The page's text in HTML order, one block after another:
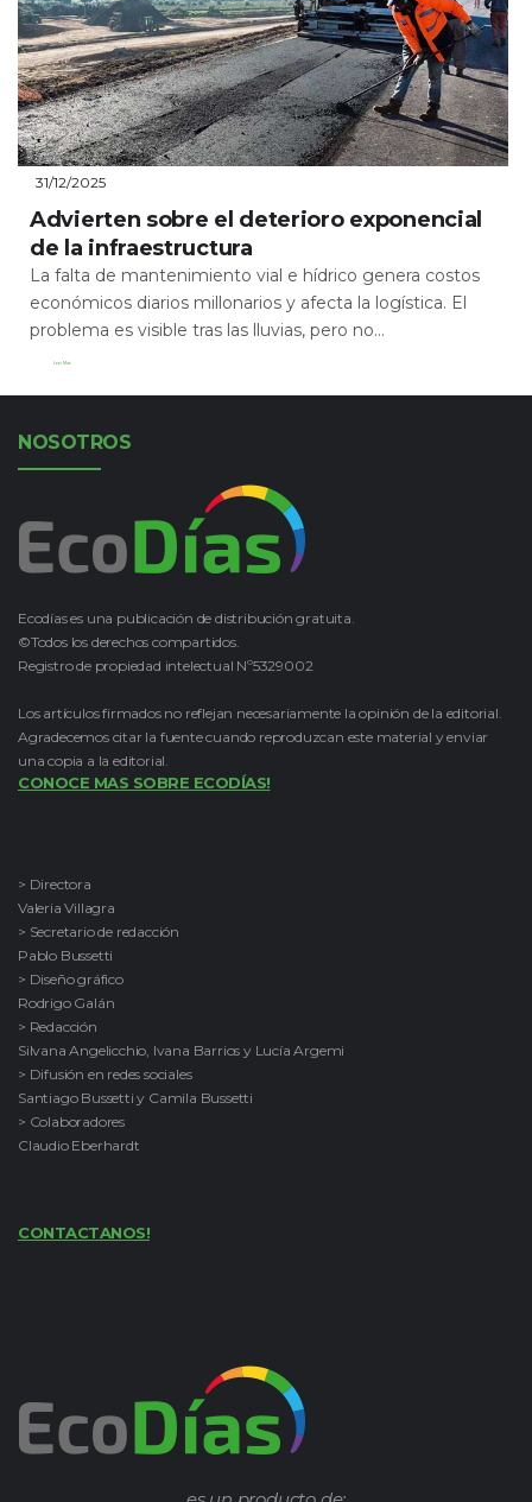
31/12/2025
Advierten sobre el deterioro exponencial
de la infraestructura
La falta de mantenimiento vial e hídrico genera costos
económicos diarios millonarios y afecta la logística. El
problema es visible tras las lluvias, pero no...
Leer Más
NOSOTROS
Ecodías es una publicación de distribución gratuita.
©Todos los derechos compartidos.
Registro de propiedad intelectual Nº5329002
Los artículos firmados no reflejan necesariamente la opinión de la editorial.
Agradecemos citar la fuente cuando reproduzcan este material y enviar
una copia a la editorial.
CONOCE MAS SOBRE ECODÍAS!
> Directora
Valeria Villagra
> Secretario de redacción
Pablo Bussetti
> Diseño gráfico
Rodrigo Galán
> Redacción
Silvana Angelicchio, Ivana Barrios y Lucía Argemi
> Difusión en redes sociales
Santiago Bussetti y Camila Bussetti
> Colaboradores
Claudio Eberhardt
CONTACTANOS!